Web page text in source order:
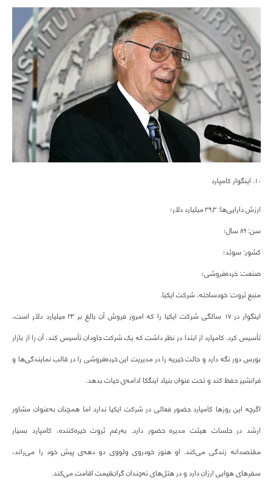
۱۰. اینگوار کامپارد
ارزش دارایی‌ها: ۳۹,۳ میلیارد دلار؛
سن: ۸۹ سال؛
کشور: سوئد؛
صنعت: خرده‌فروشی؛
منبع ثروت: خودساخته، شرکت ایکیا.
اینگوار در ۱۷ سالگی شرکت ایکیا را که امروز فروش آن بالغ بر ۳۳ میلیارد دلار است،
تأسیس کرد. کامپارد از ابتدا در نظر داشت که یک شرکت جاودان تأسیس کند، آن را از بازار
بورس دور نگه دارد و حالت خیریه را در مدیریت این خرده‌فروشی را در قالب نمایندگی‌ها و
فرانشیز حفظ کند و تحت عنوان بنیاد اینگکا ادامه‌ی حیات بدهد.
اگرچه این‌ روزها کامپارد حضور فعالی در شرکت ایکیا ندارد اما همچنان به‌عنوان مشاور
ارشد در جلسات هیئت مدیره حضور دارد. به‌رغم ثروت خیره‌کننده، کامپارد بسیار
مقتصدانه زندگی می‌کند. او هنوز خودروی ولووی دو دهه‌ی پیش خود را می‌راند،
سفرهای هوایی ارزان دارد و در هتل‌های نه‌چندان گران‌قیمت اقامت می‌کند.